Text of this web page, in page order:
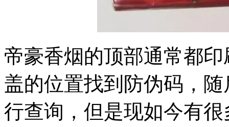
帝豪香烟的顶部通常都
盖的位置找到防伪码，
行查询，但是现如今有